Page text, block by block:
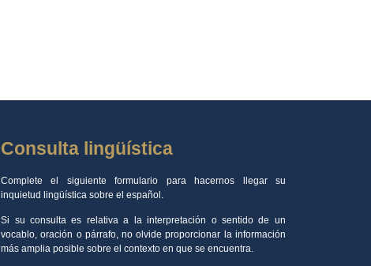
Consulta lingüística
Complete el siguiente formulario para hacernos llegar su
inquietud lingüística sobre el español.
Si su consulta es relativa a la interpretación o sentido de un
vocablo, oración o párrafo, no olvide proporcionar la información
más amplia posible sobre el contexto en que se encuentra.